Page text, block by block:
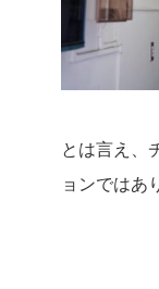
とは言え、
ョンではあ